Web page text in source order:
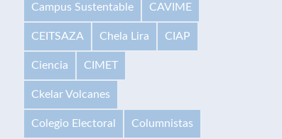
Campus Sustentable CAVIME
CEITSAZA Chela Lira CIAP
Ciencia CIMET
Ckelar Volcanes
Colegio Electoral Columnistas